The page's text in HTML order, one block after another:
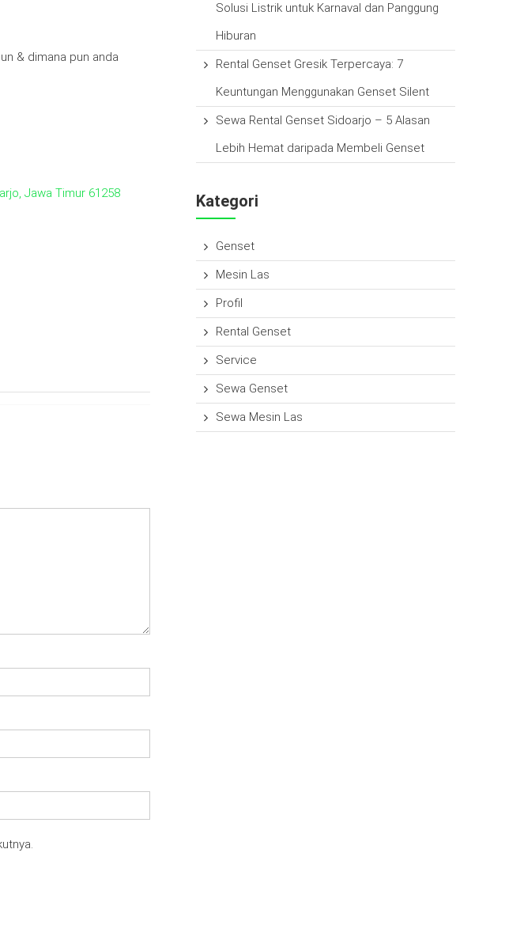
& dimana pun anda
Jawa Timur 61258
Solusi Listrik untuk Karnaval dan Panggung
Hiburan
Rental Genset Gresik Terpercaya: 7
Keuntungan Menggunakan Genset Silent
Sewa Rental Genset Sidoarjo – 5 Alasan
Lebih Hemat daripada Membeli Genset
Kategori
Genset
Mesin Las
Profil
Rental Genset
Service
Sewa Genset
Sewa Mesin Las